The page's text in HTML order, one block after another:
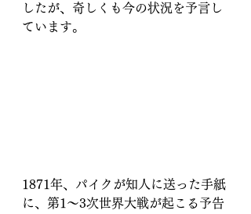
したが、奇しくも今の状況を予言し
ています。
1871年、パイクが知人に送った手紙
に、第1～3次世界大戦が起こる予告